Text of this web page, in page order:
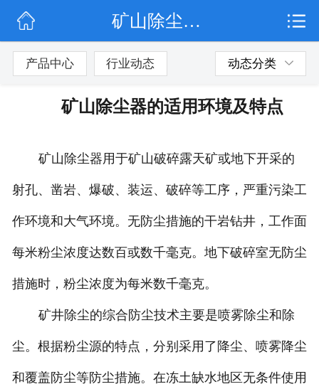
公司简介
联系我们
矿山除尘器的适用环境及特点
产品中心 行业动态 动态分类
矿山除尘器的适用环境及特点
矿山除尘器用于矿山破碎露天矿或地下开采的
射孔、凿岩、爆破、装运、破碎等工序，严重污染工
作环境和大气环境。无防尘措施的干岩钻井，工作面
每米粉尘浓度达数百或数千毫克。地下破碎室无防尘
措施时，粉尘浓度为每米数千毫克。
矿井除尘的综合防尘技术主要是喷雾除尘和除
尘。根据粉尘源的特点，分别采用了降尘、喷雾降尘
和覆盖防尘等防尘措施。在冻土缺水地区无条件使用